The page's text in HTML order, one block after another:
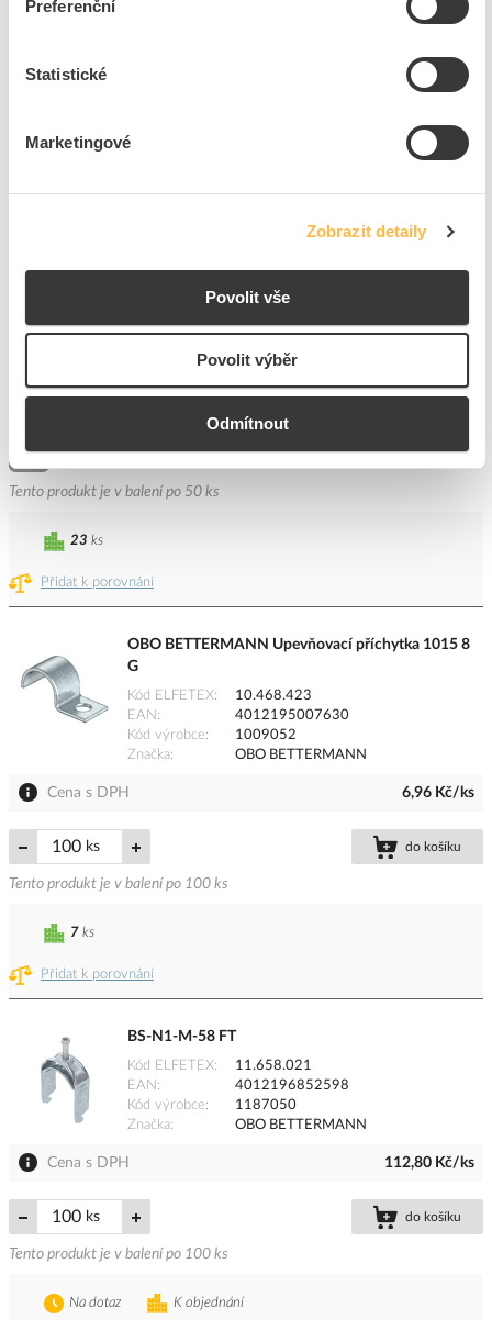
Preferenční
Statistické
Marketingové
Zobrazit detaily
Povolit vše
Povolit výběr
Odmítnout
37
OBO BETTERMANN Podélná opěrka 2058 LW 20
1195816
Značka
OBO BETTERMANN
Tento produkt je v balení po 50 ks
Přidat k porovnání
23 ks
OBO BETTERMANN Upevňovací příchytka 1015 8
G
Kód ELFETEX
10.468.423
EAN
4012195007630
Kód výrobce
1009052
Značka
OBO BETTERMANN
Cena s DPH 6,96 Kč/ks
ks do košíku
Tento produkt je v balení po 100 ks
Přidat k porovnání
7 ks
BS-N1-M-58 FT
Kód ELFETEX
11.658.021
EAN
4012196852598
Kód výrobce
1187050
Značka
OBO BETTERMANN
Cena s DPH 112,80 Kč/ks
ks do košíku
Tento produkt je v balení po 100 ks
K objednání
Na dotaz